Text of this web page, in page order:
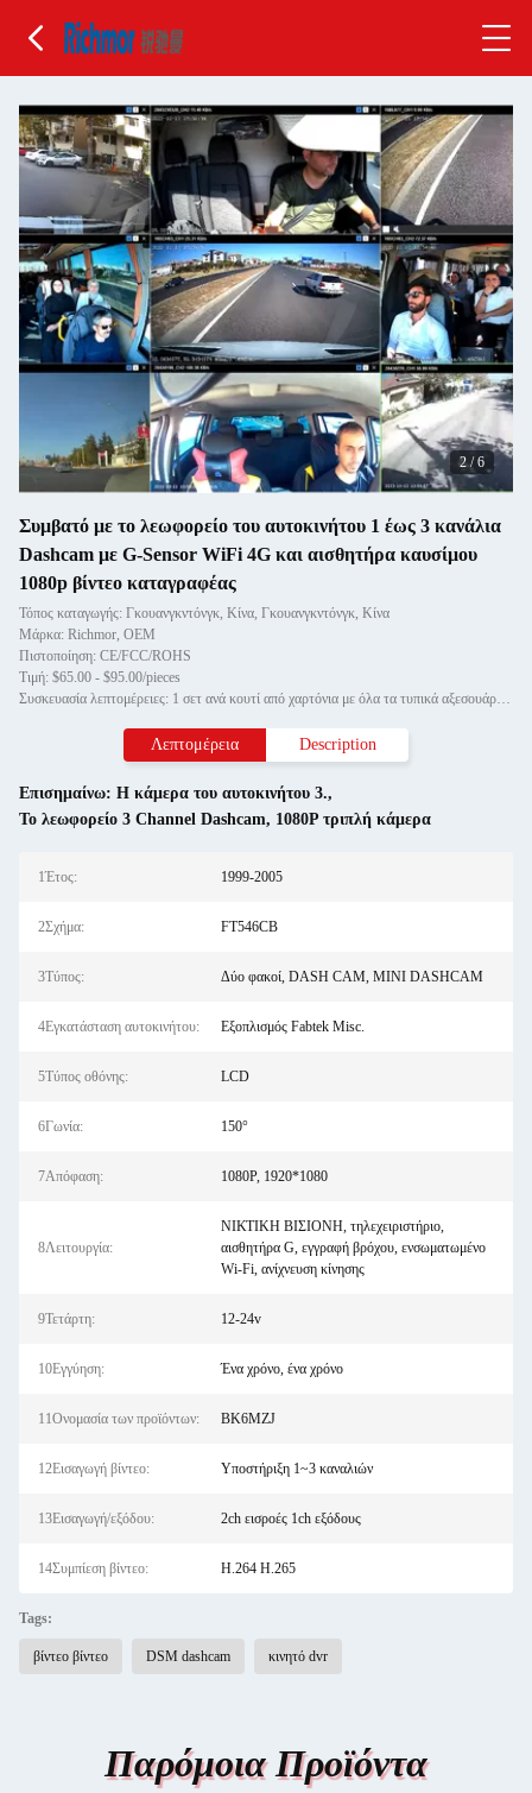
2/6
Συμβατό με το λεωφορείο του αυτοκινήτου 1 έως 3 κανάλια
Dashcam με G-Sensor WiFi 4G και αισθητήρα καυσίμου
1080p βίντεο καταγραφέας
Τόπος καταγωγής: Γκουανγκντόνγκ, Κίνα, Γκουανγκντόνγκ, Κίνα
Μάρκα: Richmor, OEM
Πιστοποίηση: CE/FCC/ROHS
Τιμή: $65.00 - $95.00/pieces
Συσκευασία λεπτομέρειες: 1 σετ ανά κουτί από χαρτόνια με όλα τα τυπικά αξεσουάρ, 4ch mobile sofrware με λειτουργία παρακολούθ
Λεπτομέρεια Description
Επισημαίνω: Η κάμερα του αυτοκινήτου 3.,
Το λεωφορείο 3 Channel Dashcam, 1080P τριπλή κάμερα
1Έτος: 1999-2005
2Σχήμα: FT546CB
3Τύπος: Δύο φακοί, DASH CAM, MINI DASHCAM
4Εγκατάσταση αυτοκινήτου: Εξοπλισμός Fabtek Misc.
5Τύπος οθόνης: LCD
6Γωνία: 150°
7Απόφαση: 1080P, 1920*1080
8Λειτουργία:
ΝΙΚΤΙΚΗ ΒΙΣΙΟΝΗ, τηλεχειριστήριο,
αισθητήρα G, εγγραφή βρόχου, ενσωματωμένο
Wi-Fi, ανίχνευση κίνησης
9Τετάρτη: 12-24v
10Εγγύηση: Ένα χρόνο, ένα χρόνο
11Ονομασία των προϊόντων: BK6MZJ
12Εισαγωγή βίντεο: Υποστήριξη 1~3 καναλιών
13Εισαγωγή/εξόδου: 2ch εισροές 1ch εξόδους
14Συμπίεση βίντεο: H.264 H.265
Tags:
βίντεο βίντεο DSM dashcam κινητό dvr
Παρόμοια Προϊόντα